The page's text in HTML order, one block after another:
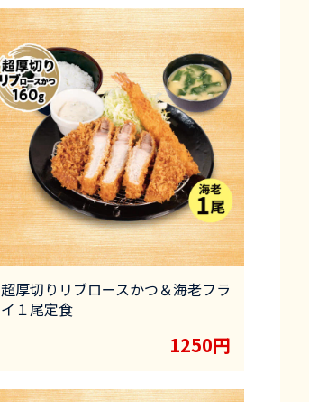
超厚切りリブロースかつ＆海老フラ
イ１尾定食
1250円